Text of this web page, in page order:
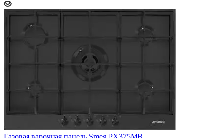
Газовая варочная панель Smeg PX375MB